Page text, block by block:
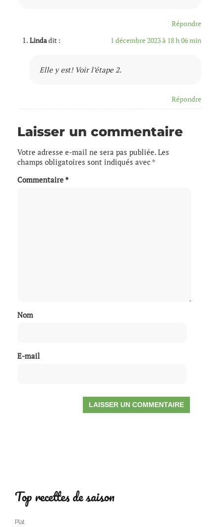
Répondre
Lindadit : 1 décembre 2023 à 18 h 06 min
Elle y est! Voir l’étape 2.
Répondre
Laisser un commentaire
Votre adresse e-mail ne sera pas publiée. Les
champs obligatoires sont indiqués avec *
Commentaire *
Nom
E-mail
Top recettes de saison
Plat